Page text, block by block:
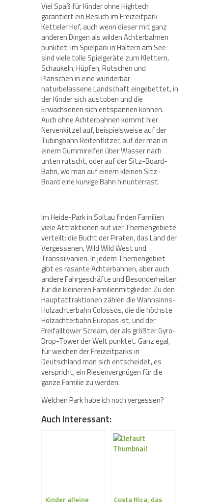
Viel Spaß für Kinder ohne Hightech
garantiert ein Besuch im Freizeitpark
Ketteler Hof, auch wenn dieser mit ganz
anderen Dingen als wilden Achterbahnen
punktet. Im Spielpark in Haltern am See
sind viele tolle Spielgeräte zum Klettern,
Schaukeln, Hüpfen, Rutschen und
Planschen in eine wunderbar
naturbelassene Landschaft eingebettet, in
der Kinder sich austoben und die
Erwachsenen sich entspannen können.
Auch ohne Achterbahnen kommt hier
Nervenkitzel auf, beispielsweise auf der
Tubingbahn Reifenflitzer, auf der man in
einem Gummireifen über Wasser nach
unten rutscht, oder auf der Sitz-Board-
Bahn, wo man auf einem kleinen Sitz-
Board eine kurvige Bahn hinunterrast.
Im Heide-Park in Soltau finden Familien
viele Attraktionen auf vier Themengebiete
verteilt: die Bucht der Piraten, das Land der
Vergessenen, Wild Wild West und
Transsilvanien. In jedem Themengebiet
gibt es rasante Achterbahnen, aber auch
andere Fahrgeschäfte und Besonderheiten
für die kleineren Familienmitglieder. Zu den
Hauptattraktionen zählen die Wahnsinns-
Holzachterbahn Colossos, die die höchste
Holzachterbahn Europas ist, und der
Freifalltower Scream, der als größter Gyro-
Drop-Tower der Welt punktet. Ganz egal,
für welchen der Freizeitparks in
Deutschland man sich entscheidet, es
verspricht, ein Riesenvergnügen für die
ganze Familie zu werden.
Welchen Park habe ich noch vergessen?
Auch Interessant:
Kinder alleine Costa Rica, das